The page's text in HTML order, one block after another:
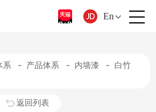
En
系 - 产品体系 - 内墙漆 -
白竹
返回列表